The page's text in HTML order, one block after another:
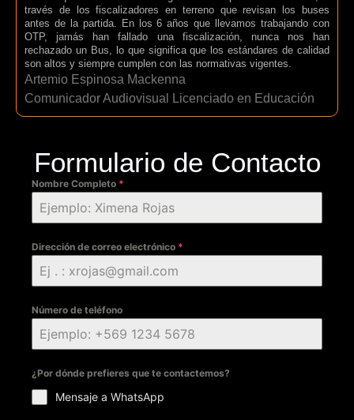
través de los fiscalizadores en terreno que revisan los buses
antes de la partida. En los 6 años que llevamos trabajando con
OTP, jamás han fallado una fiscalización, nunca nos han
rechazado un Bus, lo que significa que los estándares de calidad
son altos y siempre cumplen con las normativas vigentes.
Artemio Espinosa Mackenna
Comunicador Audiovisual Licenciado en Educación
Formulario de Contacto
Nombre Completo *
Dirección de correo electrónico *
Número de teléfono
¿Por dónde prefieres que te contactemos?
Mensaje a WhatsApp